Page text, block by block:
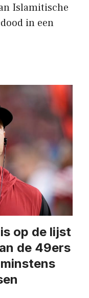
Islamitische
in een
op de lijst
de 49ers